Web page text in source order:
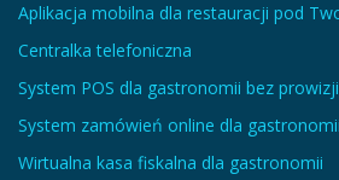
Aplikacja mobilna dla restauracji pod
Centralka telefoniczna
System POS dla gastronomii bez
System zamówień online dla
Wirtualna kasa fiskalna dla gastronomii